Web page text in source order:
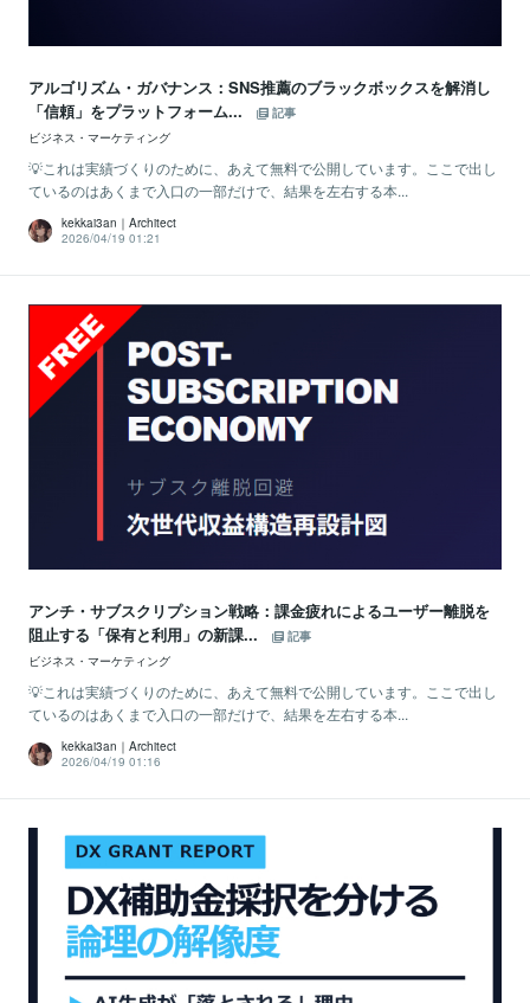
アルゴリズム・ガバナンス：SNS推薦のブラックボックスを解消し
「信頼」をプラットフォーム...
記事
ビジネス・マーケティング
💡これは実績づくりのために、あえて無料で公開しています。ここで出し
ているのはあくまで入口の一部だけで、結果を左右する本...
kekkai3an｜Architect
2026/04/19 01:21
アンチ・サブスクリプション戦略：課金疲れによるユーザー離脱を
阻止する「保有と利用」の新課...
記事
ビジネス・マーケティング
💡これは実績づくりのために、あえて無料で公開しています。ここで出し
ているのはあくまで入口の一部だけで、結果を左右する本...
kekkai3an｜Architect
2026/04/19 01:16